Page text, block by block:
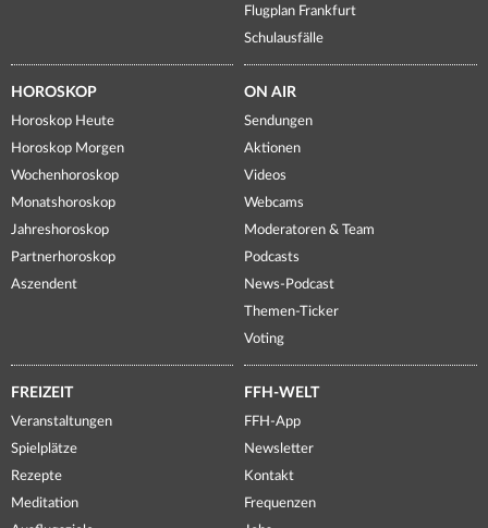
Flugplan Frankfurt
Schulausfälle
HOROSKOP
Horoskop Heute
Horoskop Morgen
Wochenhoroskop
Monatshoroskop
Jahreshoroskop
Partnerhoroskop
Aszendent
ON AIR
Sendungen
Aktionen
Videos
Webcams
Moderatoren & Team
Podcasts
News-Podcast
Themen-Ticker
Voting
FREIZEIT
Veranstaltungen
Spielplätze
Rezepte
Meditation
FFH-WELT
FFH-App
Newsletter
Kontakt
Frequenzen